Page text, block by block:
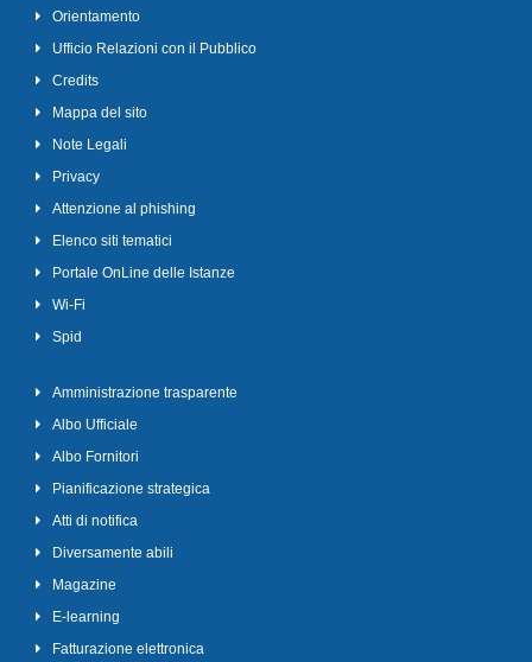
Orientamento
Ufficio Relazioni con il Pubblico
Credits
Mappa del sito
Note Legali
Privacy
Attenzione al phishing
Elenco siti tematici
Portale OnLine delle Istanze
Wi-Fi
Spid
Amministrazione trasparente
Albo Ufficiale
Albo Fornitori
Pianificazione strategica
Atti di notifica
Diversamente abili
Magazine
E-learning
Fatturazione elettronica